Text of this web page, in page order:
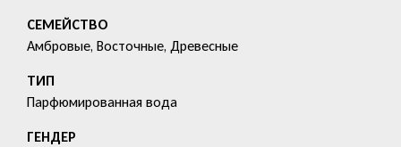
СЕМЕЙСТВО
Амбровые, Восточные, Древесные
ТИП
Парфюмированная вода
ГЕНДЕР